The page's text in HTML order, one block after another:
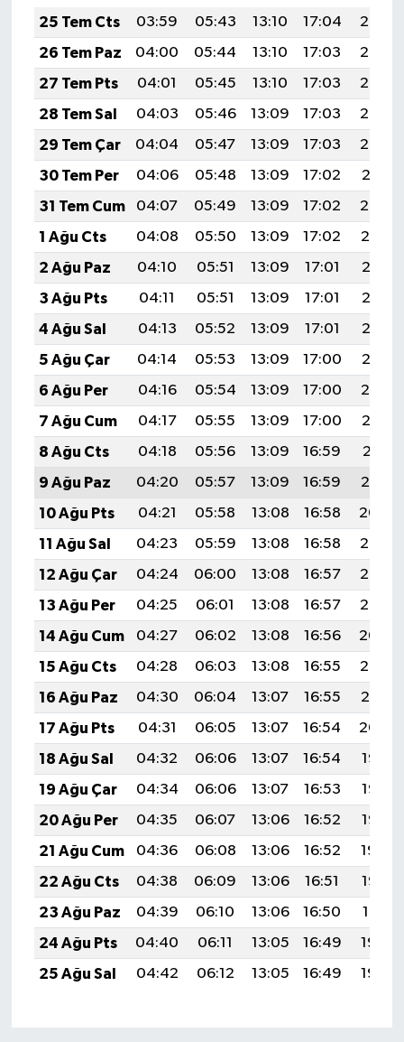
25 Tem Cts
03:59 05:43 13:10 17:04
20:26
26 Tem Paz
04:00 05:44 13:10 17:03
20:25
27 Tem Pts
04:01 05:45 13:10 17:03
20:24
28 Tem Sal
04:03 05:46 13:09 17:03
20:23
29 Tem Çar
04:04 05:47 13:09 17:03
20:22
30 Tem Per
04:06 05:48 13:09 17:02
20:21
31 Tem Cum
04:07 05:49 13:09 17:02
20:20
1 Ağu Cts
04:08 05:50 13:09 17:02
20:19
2 Ağu Paz
04:10 05:51 13:09 17:01
20:18
3 Ağu Pts
04:11 05:51 13:09 17:01
20:17
4 Ağu Sal
04:13 05:52 13:09 17:01
20:16
5 Ağu Çar
04:14 05:53 13:09 17:00
20:15
6 Ağu Per
04:16 05:54 13:09 17:00
20:14
7 Ağu Cum
04:17 05:55 13:09 17:00
20:12
8 Ağu Cts
04:18 05:56 13:09 16:59
20:11
9 Ağu Paz
04:20 05:57 13:09 16:59
20:10
10 Ağu Pts
04:21 05:58 13:08 16:58
20:09
11 Ağu Sal
04:23 05:59 13:08 16:58
20:08
12 Ağu Çar
04:24 06:00 13:08 16:57
20:06
13 Ağu Per
04:25 06:01 13:08 16:57
20:05
14 Ağu Cum
04:27 06:02 13:08 16:56
20:04
15 Ağu Cts
04:28 06:03 13:08 16:55
20:02
16 Ağu Paz
04:30 06:04 13:07 16:55
20:01
17 Ağu Pts
04:31 06:05 13:07 16:54
20:00
18 Ağu Sal
04:32 06:06 13:07 16:54
19:58
19 Ağu Çar
04:34 06:06 13:07 16:53
19:57
20 Ağu Per
04:35 06:07 13:06 16:52
19:56
21 Ağu Cum
04:36 06:08 13:06 16:52
19:54
22 Ağu Cts
04:38 06:09 13:06 16:51
19:53
23 Ağu Paz
04:39 06:10 13:06 16:50
19:51
24 Ağu Pts
04:40 06:11 13:05 16:49
19:50
25 Ağu Sal
04:42 06:12 13:05 16:49 19:48